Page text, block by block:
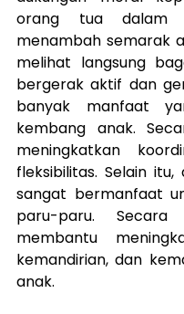
orang tua dalam
menambah semarak
melihat langsung
bergerak aktif dan
banyak manfaat
kembang anak.
meningkatkan
fleksibilitas. Selain
sangat bermanfaat
paru-paru.
membantu
kemandirian, dan
anak.